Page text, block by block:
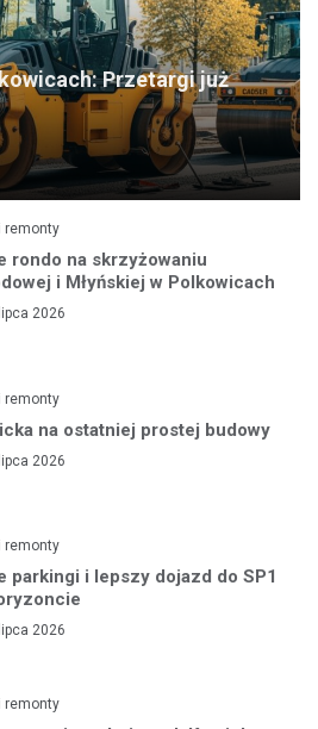
Przetargi już
remonty
rondo na skrzyżowaniu
i Młyńskiej w Polkowicach
2026
remonty
na ostatniej prostej budowy
2026
remonty
parkingi i lepszy dojazd do SP1
2026
remonty